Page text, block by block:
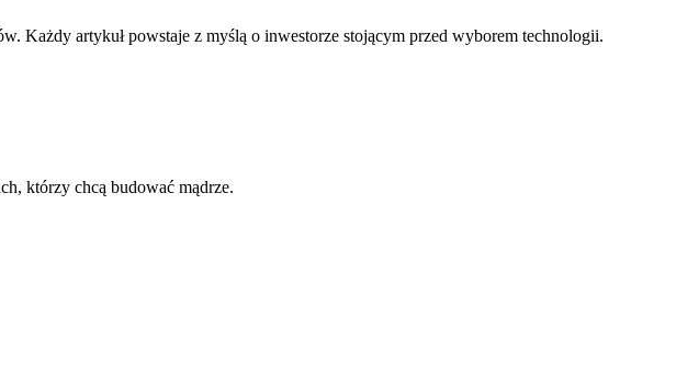
Każdy artykuł powstaje z myślą o inwestorze stojącym przed wyborem technologii.
którzy chcą budować mądrze.